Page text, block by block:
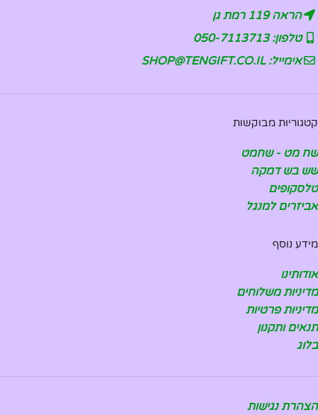
הראה 119 רמת גן
טלפון: 050-7113713
אימייל: SHOP@TENGIFT.CO.IL
קטגוריות מבוקשות
שח מט - שחמט
שש בש דמקה
טלסקופים
אביזרים למנגל
מידע נוסף
אודותינו
מדיניות משלוחים
מדיניות פרטיות
תנאים ותקנון
בלוג
הצהרת נגישות